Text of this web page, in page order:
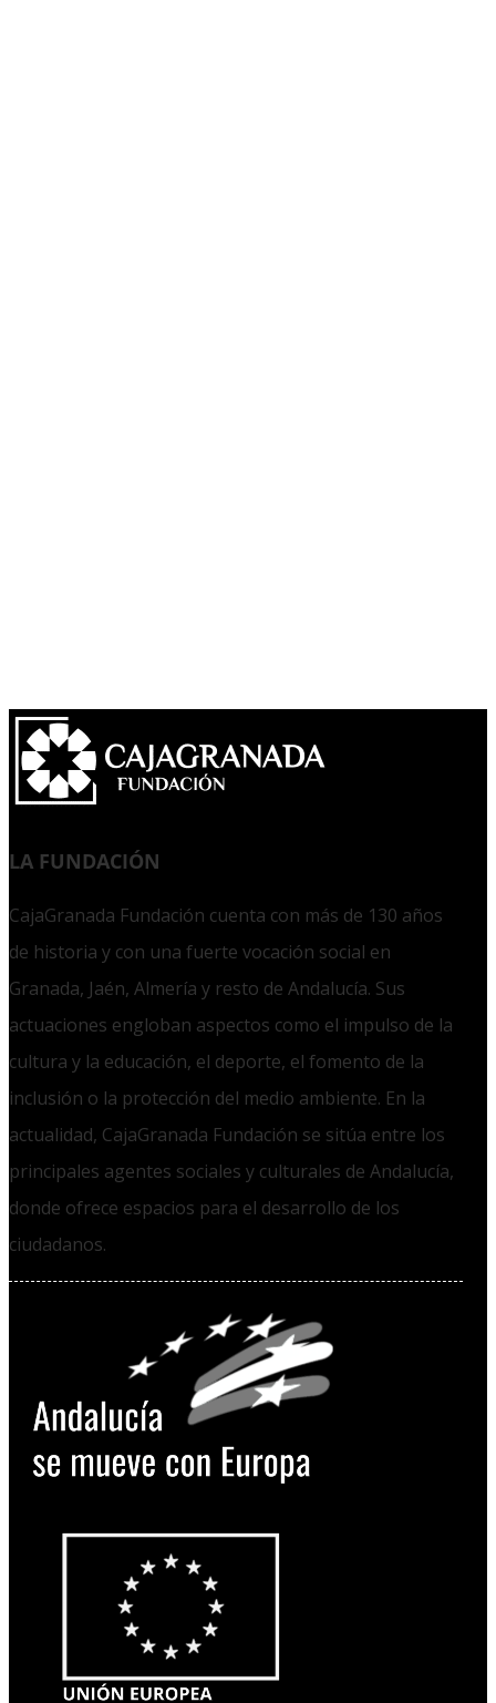
LA FUNDACIÓN
CajaGranada Fundación cuenta con más de 130 años
de historia y con una fuerte vocación social en
Granada, Jaén, Almería y resto de Andalucía. Sus
actuaciones engloban aspectos como el impulso de la
cultura y la educación, el deporte, el fomento de la
inclusión o la protección del medio ambiente. En la
actualidad, CajaGranada Fundación se sitúa entre los
principales agentes sociales y culturales de Andalucía,
donde ofrece espacios para el desarrollo de los
ciudadanos.